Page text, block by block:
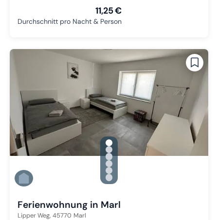
11,25 €
Durchschnitt pro Nacht & Person
gallery.slide_selector
Zu Slide 1 wechseln
Zu Slide 2 wechseln
Zu Slide 3 wechseln
Zu Slide 4 wechseln
Zu Slide 5 wechseln
Zu Slide 6 wechseln
Ferienwohnung in Marl
Lipper Weg, 45770 Marl